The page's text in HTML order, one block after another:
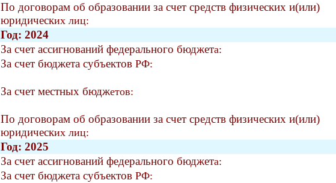
По договорам об образовании за счет средств физических и(или)
юридических лиц:
Год: 2024
За счет ассигнований федерального бюджета:
За счет бюджета субъектов РФ:
За счет местных бюджетов:
По договорам об образовании за счет средств физических и(или)
юридических лиц:
Год: 2025
За счет ассигнований федерального бюджета:
За счет бюджета субъектов РФ: